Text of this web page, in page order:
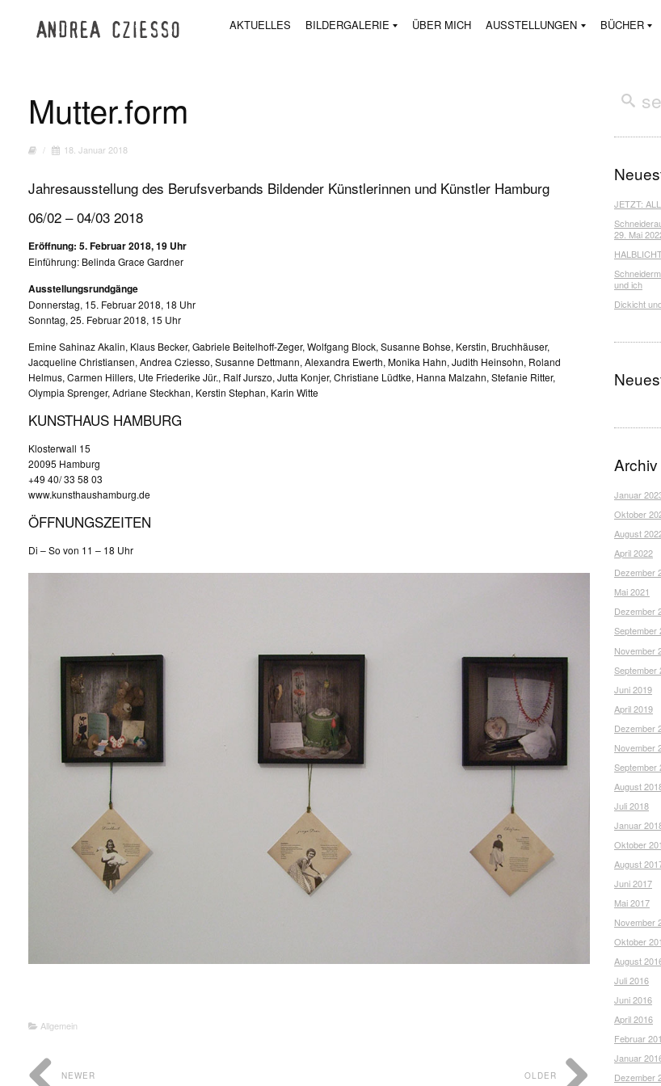
AKTUELLES BILDERGALERIE ÜBER MICH AUSSTELLUNGEN BÜCHER
Mutter.form
/ 18. Januar 2018
Jahresausstellung des Berufsverbands Bildender Künstlerinnen und Künstler Hamburg
06/02 – 04/03 2018
Eröffnung: 5. Februar 2018, 19 Uhr
Einführung: Belinda Grace Gardner
Ausstellungsrundgänge
Donnerstag, 15. Februar 2018, 18 Uhr
Sonntag, 25. Februar 2018, 15 Uhr
Emine Sahinaz Akalin, Klaus Becker, Gabriele Beitelhoff-Zeger, Wolfgang Block, Susanne Bohse, Kerstin, Bruchhäuser,
Jacqueline Christiansen, Andrea Cziesso, Susanne Dettmann, Alexandra Ewerth, Monika Hahn, Judith Heinsohn, Roland
Helmus, Carmen Hillers, Ute Friederike Jür., Ralf Jurszo, Jutta Konjer, Christiane Lüdtke, Hanna Malzahn, Stefanie Ritter,
Olympia Sprenger, Adriane Steckhan, Kerstin Stephan, Karin Witte
KUNSTHAUS HAMBURG
Klosterwall 15
20095 Hamburg
+49 40/ 33 58 03
www.kunsthaushamburg.de
ÖFFNUNGSZEITEN
Di – So von 11 – 18 Uhr
Allgemein
OLDER
NEWER
JETZT:
29. Mai
und ich
Dickicht
Archiv
Januar
Oktober
August
April 2022
Dezember
Mai 2021
Dezember
September
November
September
Juni 2019
April 2019
Dezember
November
September
August
Juli 2018
Januar
Oktober
August
Juni 2017
Mai 2017
November
Oktober
August
Juli 2016
Juni 2016
April 2016
Februar
Januar
Dezember